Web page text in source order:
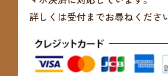
詳しくは受付までお尋ねくださ